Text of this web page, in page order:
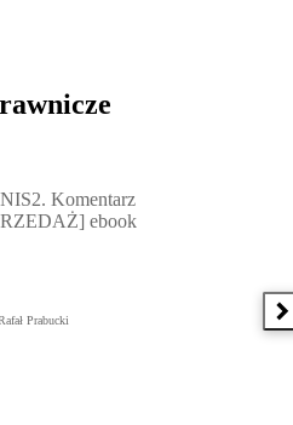
Komentarz
ebook
Prabucki